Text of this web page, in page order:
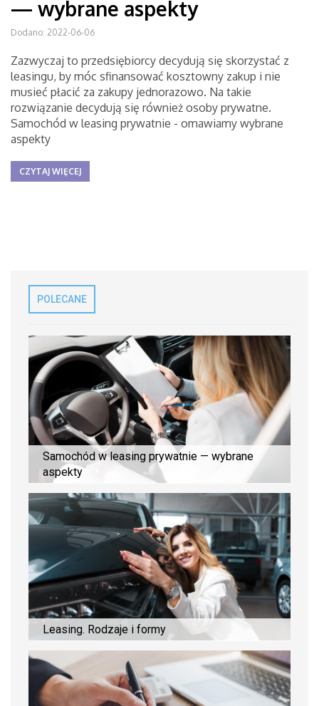
— wybrane aspekty
Dodano: 2022-06-06
Zazwyczaj to przedsiębiorcy decydują się skorzystać z
leasingu, by móc sfinansować kosztowny zakup i nie
musieć płacić za zakupy jednorazowo. Na takie
rozwiązanie decydują się również osoby prywatne.
Samochód w leasing prywatnie - omawiamy wybrane
aspekty
CZYTAJ WIĘCEJ
POLECANE
Samochód w leasing prywatnie — wybrane
aspekty
Leasing. Rodzaje i formy